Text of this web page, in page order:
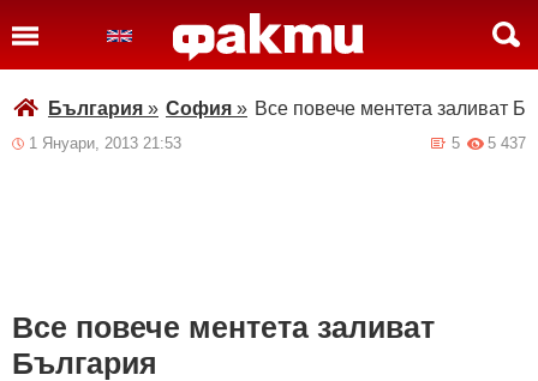
България » София » Все повече ментета заливат
1 Януари, 2013 21:53 5 437
5
Все повече ментета заливат
България